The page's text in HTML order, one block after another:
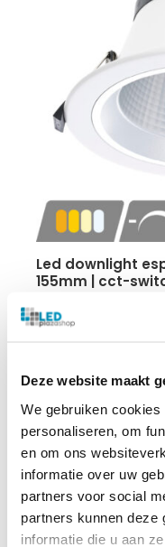
Deze website maakt
We gebruiken
personaliseren, om
en om ons
informatie over uw
partners voor social
partners kunnen deze
informatie die u aan
led downlight espa | 18w/16w/14w/12w | ø145-
155mm | cct-
110 lumen per watt
5 jaar garantie